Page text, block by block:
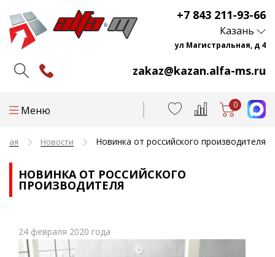
+7 843 211-93-66
zakaz@kazan.alfa-ms.ru
Казань
ул Магистральная, д 4
Меню 0
Новости Новинка от российского производителя
НОВИНКА ОТ РОССИЙСКОГО
ПРОИЗВОДИТЕЛЯ
24 февраля 2020 года